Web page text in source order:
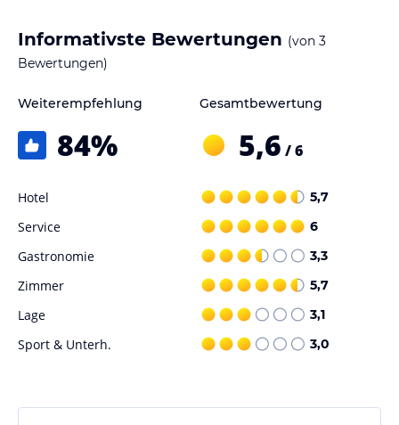
Informativste Bewertungen (von 3
Bewertungen)
Weiterempfehlung
84%
Gesamtbewertung
5,6 / 6
Hotel 5,7
Service 6
Gastronomie 3,3
Zimmer 5,7
Lage 3,1
Sport & Unterh. 3,0